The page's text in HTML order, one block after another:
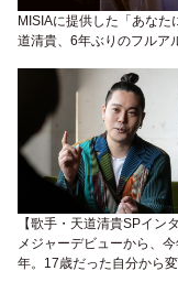
MISIAに提供した「あな
道清貴、6年ぶりのフルア
【歌手・天道清貴SPイン
メジャーデビューから、
年。17歳だった自分から